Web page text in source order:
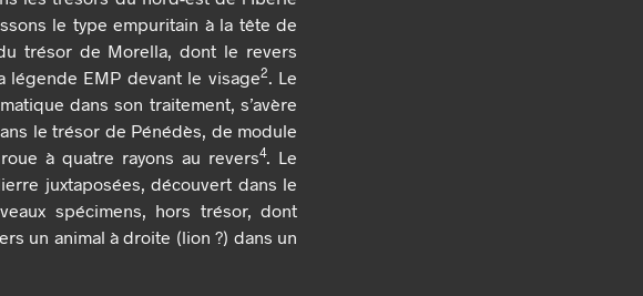
le type empuritain à la tête de
trésor de Morella, dont le revers
légende EMP devant le visage2. Le
dans son traitement, s’avère
le trésor de Pénédès, de module
à quatre rayons au revers4. Le
juxtaposées, découvert dans le
spécimens, hors trésor, dont
un animal à droite (lion ?) dans un